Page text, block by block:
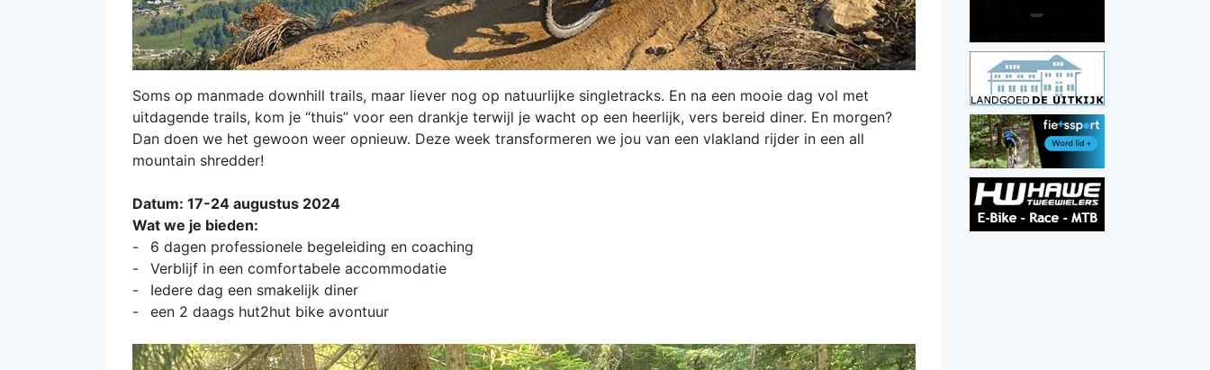
Soms op manmade downhill trails, maar liever nog op natuurlijke singletracks. En na een mooie dag vol met
uitdagende trails, kom je “thuis” voor een drankje terwijl je wacht op een heerlijk, vers bereid diner. En morgen?
Dan doen we het gewoon weer opnieuw. Deze week transformeren we jou van een vlakland rijder in een all
mountain shredder!
Datum: 17-24 augustus 2024
Wat we je bieden:
6 dagen professionele begeleiding en coaching
Verblijf in een comfortabele accommodatie
Iedere dag een smakelijk diner
een 2 daags hut2hut bike avontuur